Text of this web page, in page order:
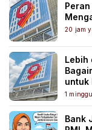
20 jam
Lebih
untuk
1
Bank